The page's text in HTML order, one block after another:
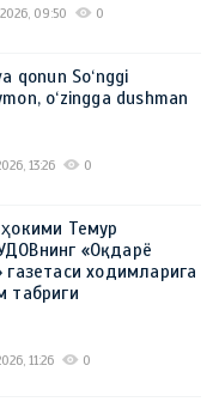
09:50 0
qonun So‘nggi
o‘zingga dushman
13:26 0
Темур
«Оқдарё
газетаси ходимларига
табриги
11:26 0